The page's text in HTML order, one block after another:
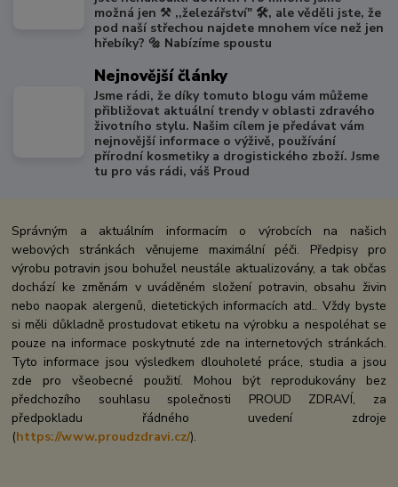
možná jen ⚒️ ,,železářství" 🛠️, ale věděli jste, že
pod naší střechou najdete mnohem více než jen
hřebíky? 🔩 Nabízíme spoustu
Nejnovější články
Jsme rádi, že díky tomuto blogu vám můžeme
přibližovat aktuální trendy v oblasti zdravého
životního stylu. Našim cílem je předávat vám
nejnovější informace o výživě, používání
přírodní kosmetiky a drogistického zboží. Jsme
tu pro vás rádi, váš Proud
Správným a aktuálním informacím o výrobcích na našich
webových stránkách věnujeme maximální péči. Předpisy pro
výrobu potravin jsou bohužel neustále aktualizovány, a tak občas
dochází ke změnám v uváděném složení potravin, obsahu živin
nebo naopak alergenů, dietetických informacích atd.. Vždy byste
si měli důkladně prostudovat etiketu na výrobku a nespoléhat se
pouze na informace poskytnuté zde na internetových stránkách.
Tyto informace jsou výsledkem dlouholeté práce, studia a jsou
zde pro všeobecné použití. Mohou být reprodukovány bez
předchozího souhlasu společnosti PROUD ZDRAVÍ, za
předpokladu řádného uvedení zdroje
(https://www.proudzdravi.cz/).